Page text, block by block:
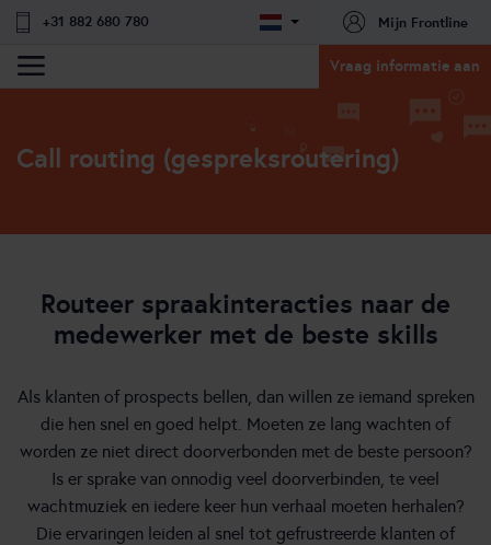
+31 882 680 780 Mijn Frontline
Vraag informatie aan
Call routing (gespreksroutering)
Routeer spraakinteracties naar de
medewerker met de beste skills
Als klanten of prospects bellen, dan willen ze iemand spreken
die hen snel en goed helpt. Moeten ze lang wachten of
worden ze niet direct doorverbonden met de beste persoon?
Is er sprake van onnodig veel doorverbinden, te veel
wachtmuziek en iedere keer hun verhaal moeten herhalen?
Die ervaringen leiden al snel tot gefrustreerde klanten of